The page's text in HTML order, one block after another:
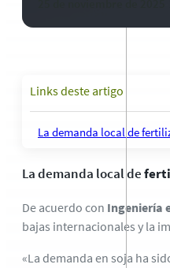
Links deste artigo
La demanda local de
La demanda local de
De acuerdo con Ingeniería
bajas internacionales y la
«La demanda en soja ha